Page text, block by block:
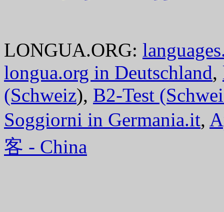
LONGUA.ORG:
longua.org in Deutschland,
(Schweiz), B2-Test
Soggiorni in Germania.it,
客 - China